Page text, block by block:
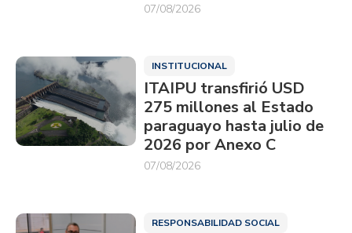
07/08/2026
INSTITUCIONAL
ITAIPU transfirió USD
275 millones al Estado
paraguayo hasta julio de
2026 por Anexo C
07/08/2026
RESPONSABILIDAD SOCIAL